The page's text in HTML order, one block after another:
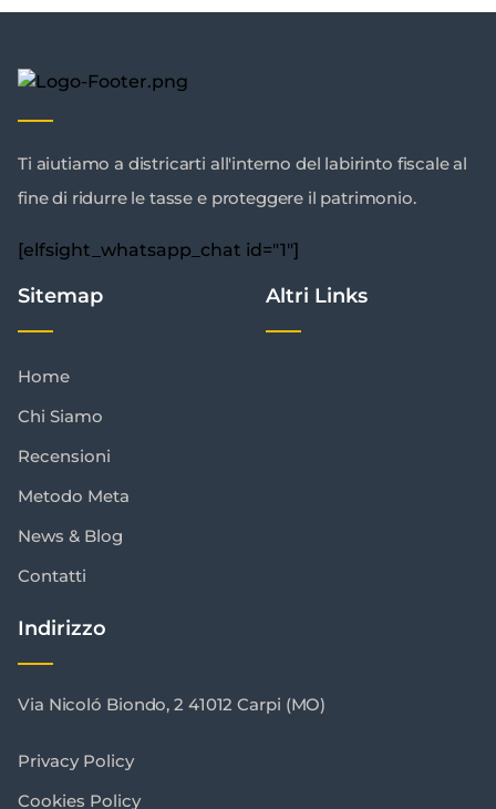
Ti aiutiamo a districarti all'interno del labirinto fiscale al
fine di ridurre le tasse e proteggere il patrimonio.
[elfsight_whatsapp_chat id="1"]
Sitemap
Home
Chi Siamo
Recensioni
Metodo Meta
News & Blog
Contatti
Altri Links
Indirizzo
Via Nicoló Biondo, 2 41012 Carpi (MO)
Privacy Policy
Cookies Policy